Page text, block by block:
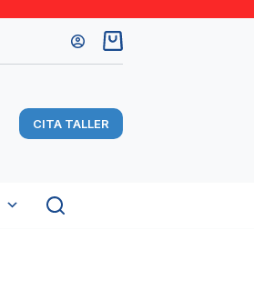
Carro
de
CITA TALLER